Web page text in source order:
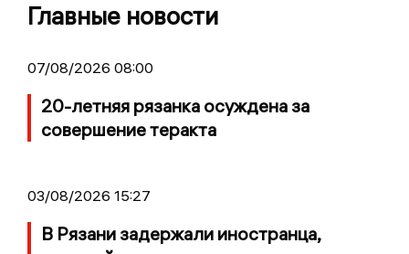
Главные новости
07/08/2026 08:00
20-летняя рязанка осуждена за
совершение теракта
03/08/2026 15:27
В Рязани задержали иностранца,